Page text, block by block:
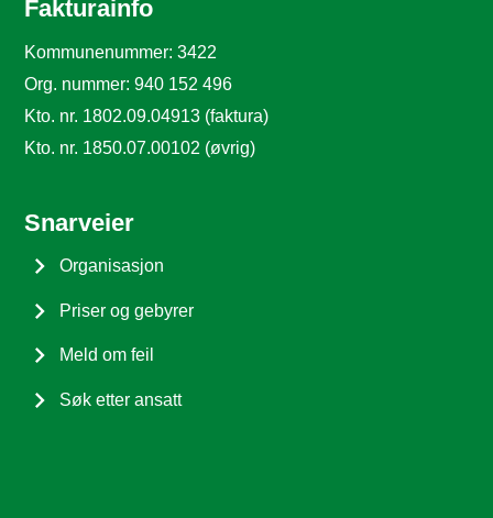
Fakturainfo
Kommunenummer: 3422
Org. nummer: 940 152 496
Kto. nr. 1802.09.04913 (faktura)
Kto. nr. 1850.07.00102 (øvrig)
Snarveier
Organisasjon
Priser og gebyrer
Meld om feil
Søk etter ansatt